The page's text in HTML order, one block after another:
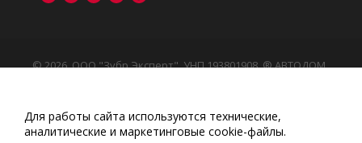
© 2026, ООО "Зубр Эксперт", УНП 193801908. ® АВТОДОМ
Обращаем Ваше внимание на то, что данный интернет-
сайт носит исключительно информационный характер
Любое использование либо копирование материалов
Для работы сайта используются технические,
аналитические и маркетинговые сооkіе-файлы.